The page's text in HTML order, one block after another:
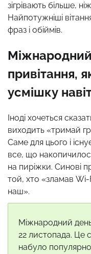
зігрівають більше,
Найпотужніші
фраз і обіймів.
привітання,
усмішку
Іноді хочеться
виходить «тримай
Саме для цього і
все, що
на пиріжки. Синові
той, хто «зламав
наш».
Міжнародний
22 листопада. Це
набуло